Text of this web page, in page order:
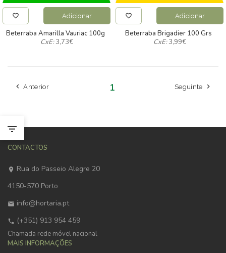
Adicionar
Beterraba Amarilla Vauriac 100g
CxE:3,73€
Adicionar
Beterraba Brigadier 100 Grs
CxE:3,99€
Anterior 1 Seguinte
CONTACTOS
Rua do Passeio Alegre 20
4150-570 Porto
info@hortaria.pt
(+351) 913 954 459
Chamada rede móvel nacional
MAIS INFORMAÇÕES